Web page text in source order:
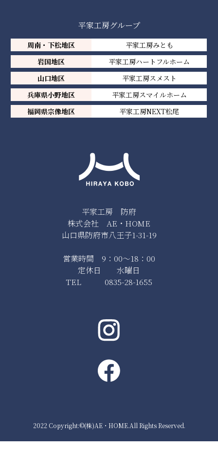
平家工房 防府
株式会社 AE・HOME
山口県防府市八王子1-31-19
営業時間 9：00～18：00
定休日 水曜日
TEL 0835-28-1655
平家工房グループ
周南・下松地区
平家工房みとも
岩国地区
平家工房ハートフルホーム
山口地区
平家工房スメスト
兵庫県小野地区
平家工房スマイルホーム
福岡県宗像地区
平家工房NEXT松尾
2022 Copyright:©(株)AE・HOME.All Rights Reserved.